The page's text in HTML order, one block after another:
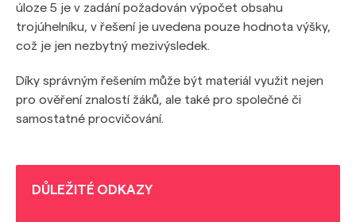
úloze 5 je v zadání požadován výpočet obsahu
trojúhelníku, v řešení je uvedena pouze hodnota výšky,
což je jen nezbytný mezivýsledek.
Díky správným řešením může být materiál využit nejen
pro ověření znalostí žáků, ale také pro společné či
samostatné procvičování.
DŮLEŽITÉ ODKAZY